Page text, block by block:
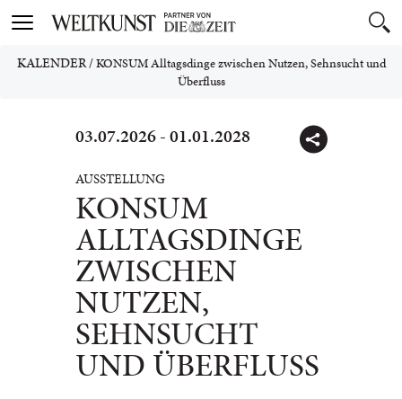
Toggle
KALENDER/KONSUM Alltagsdinge zwischen Nutzen, Sehnsucht und
Überfluss
03.07.2026 - 01.01.2028
AUSSTELLUNG
KONSUM
ALLTAGSDINGE
ZWISCHEN
NUTZEN,
SEHNSUCHT
UND ÜBERFLUSS